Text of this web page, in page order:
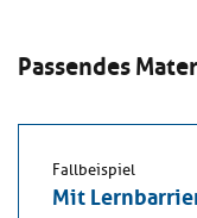
Passendes
Fallbeispiel
Mit